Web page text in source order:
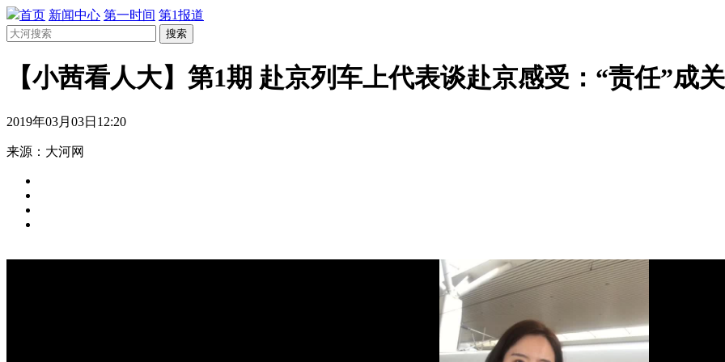
首页 新闻中心 第一时间 第1报道
搜索
【小茜看人大】第1期 赴京列车上代表谈赴京感受：“责任”成
2019年03月03日12:20
来源：大河网